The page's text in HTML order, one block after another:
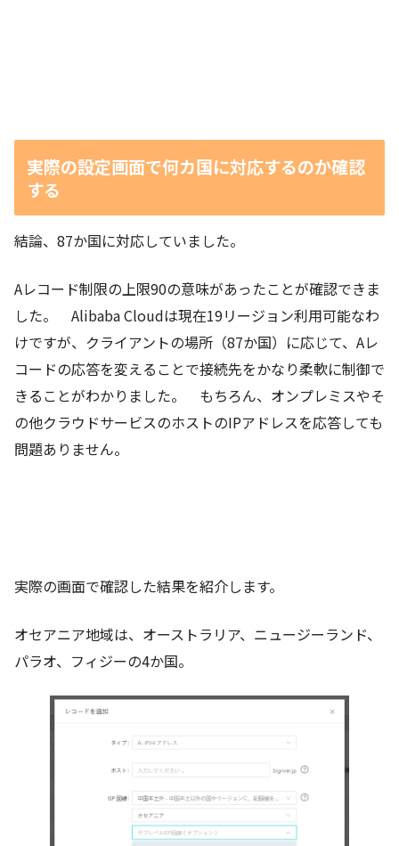
実際の設定画面で何カ国に対応するのか確認
する
結論、87か国に対応していました。
Aレコード制限の上限90の意味があったことが確認できま
した。 Alibaba Cloudは現在19リージョン利用可能なわ
けですが、クライアントの場所（87か国）に応じて、Aレ
コードの応答を変えることで接続先をかなり柔軟に制御で
きることがわかりました。 もちろん、オンプレミスやそ
の他クラウドサービスのホストのIPアドレスを応答しても
問題ありません。
実際の画面で確認した結果を紹介します。
オセアニア地域は、オーストラリア、ニュージーランド、
パラオ、フィジーの4か国。